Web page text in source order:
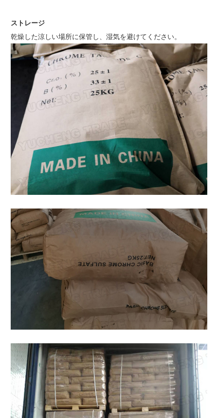
ストレージ
乾燥した涼しい場所に保管し、湿気を避けてください。